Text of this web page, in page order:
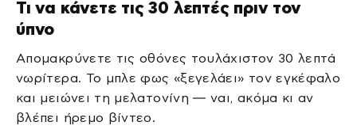
Τι να κάνετε τις 30 λεπτές πριν τον
ύπνο
Απομακρύνετε τις οθόνες τουλάχιστον 30 λεπτά
νωρίτερα. Το μπλε φως «ξεγελάει» τον εγκέφαλο
και μειώνει τη μελατονίνη — ναι, ακόμα κι αν
βλέπει ήρεμο βίντεο.